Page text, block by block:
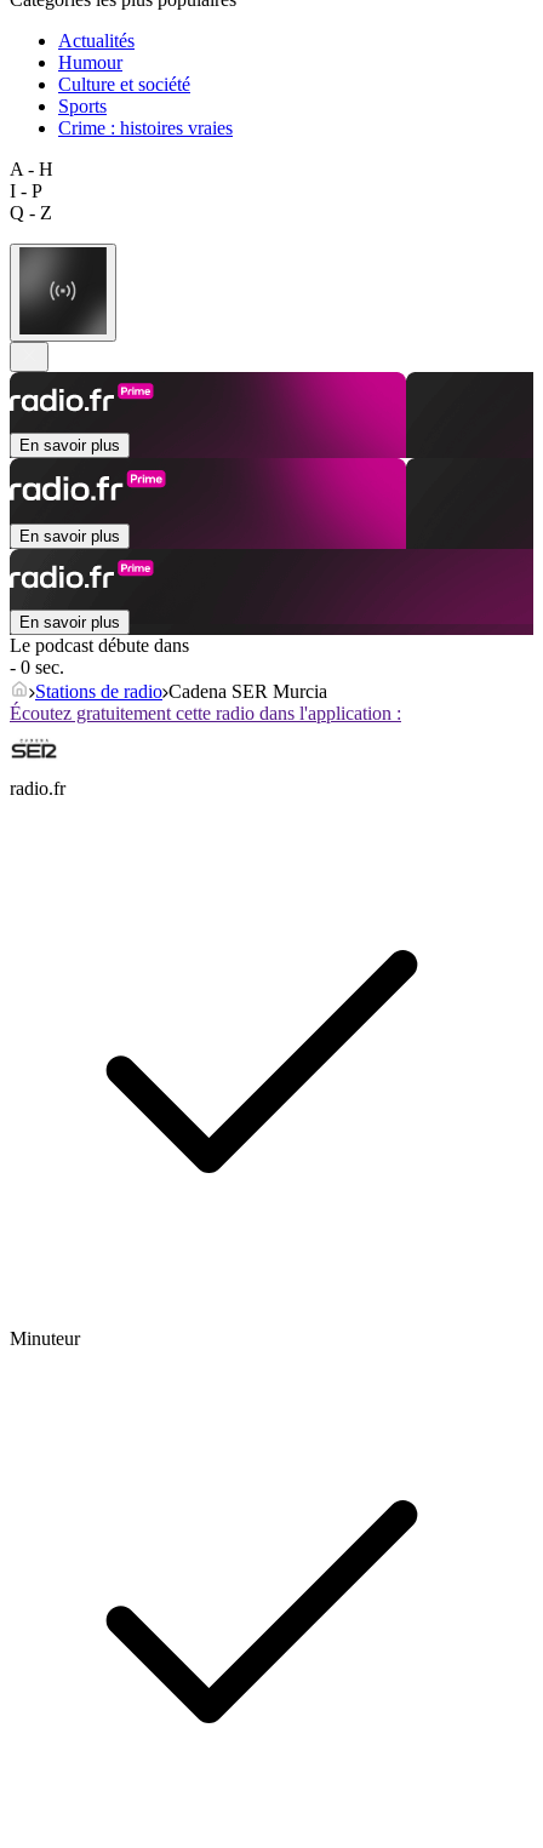
Actualités
Humour
Culture et société
Sports
Crime : histoires vraies
A - H
I - P
Q - Z
En savoir plus
En savoir plus
En savoir plus
Le podcast débute dans
- 0 sec.
Stations de radio Cadena SER Murcia
Écoutez gratuitement cette radio dans l'application :
radio.fr
Minuteur